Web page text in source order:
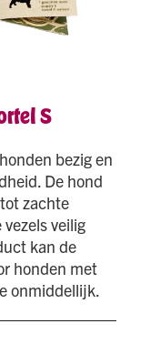
S
bezig en
De hond
zachte
veilig
kan de
honden met
onmiddellijk.